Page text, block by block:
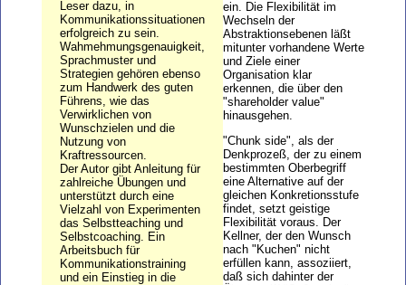
Leser dazu, in
Kommunikationssituationen
erfolgreich zu sein.
Wahmehmungsgenauigkeit,
Sprachmuster und
Strategien gehören ebenso
zum Handwerk des guten
Führens, wie das
Verwirklichen von
Wunschzielen und die
Nutzung von
Kraftressourcen.
Der Autor gibt Anleitung für
zahlreiche Übungen und
unterstützt durch eine
Vielzahl von Experimenten
das Selbstteaching und
Selbstcoaching. Ein
Arbeitsbuch für
Kommunikationstraining
und ein Einstieg in die
ein. Die Flexibilität im
Wechseln der
Abstraktionsebenen läßt
mitunter vorhandene Werte
und Ziele einer
Organisation klar
erkennen, die über den
"shareholder value"
hinausgehen.
"Chunk side", als der
Denkprozeß, der zu einem
bestimmten Oberbegriff
eine Alternative auf der
gleichen Konkretionsstufe
findet, setzt geistige
Flexibilität voraus. Der
Kellner, der den Wunsch
nach "Kuchen" nicht
erfüllen kann, assoziiert,
daß sich dahinter der